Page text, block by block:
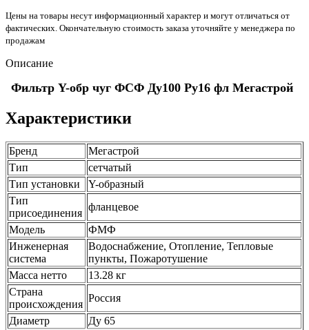
Цены на товары несут информационный характер и могут отличаться от
фактических. Окончательную стоимость заказа уточняйте у менеджера по
продажам
Описание
Фильтр Y-обр чуг ФСФ Ду100 Ру16 фл Мегастрой
Характеристики
Бренд
Мегастрой
Тип
сетчатый
Тип установки
Y-образный
Тип
присоединения
фланцевое
Модель
ФМФ
Инженерная
система
Водоснабжение, Отопление, Тепловые
пункты, Пожаротушение
Масса нетто
13.28 кг
Страна
происхождения
Россия
Диаметр
Ду 65